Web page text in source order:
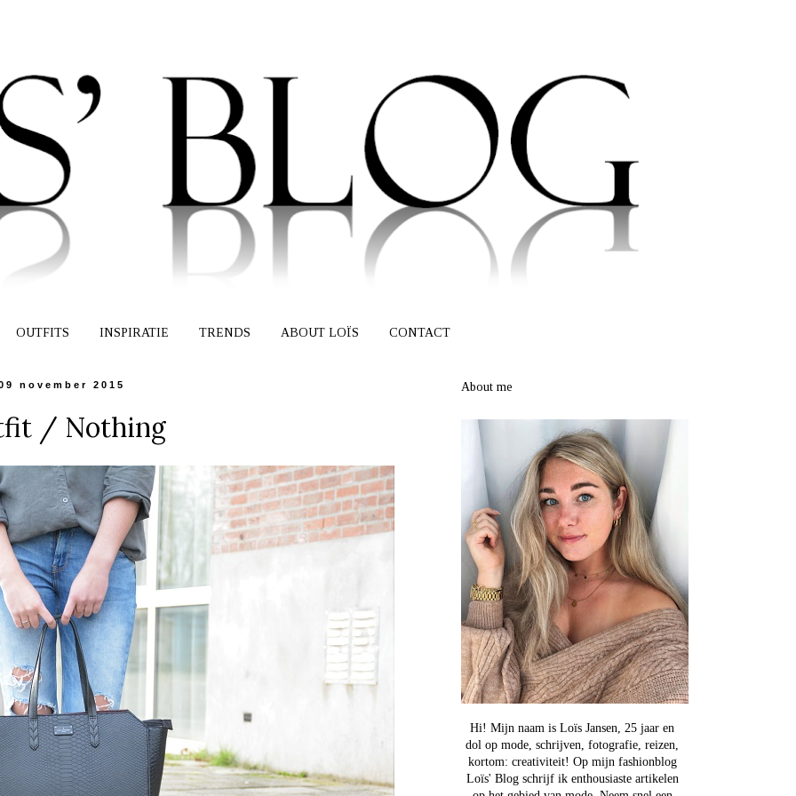
OUTFITS INSPIRATIE TRENDS ABOUT LOÏS CONTACT
november 2015
/ Nothing
About me
Hi! Mijn naam is Loïs Jansen, 25 jaar en
dol op mode, schrijven, fotografie, reizen,
kortom: creativiteit! Op mijn fashionblog
Loïs' Blog schrijf ik enthousiaste artikelen